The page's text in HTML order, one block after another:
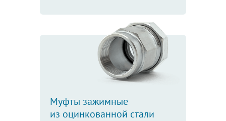
Муфты зажимные
из оцинкованной стали